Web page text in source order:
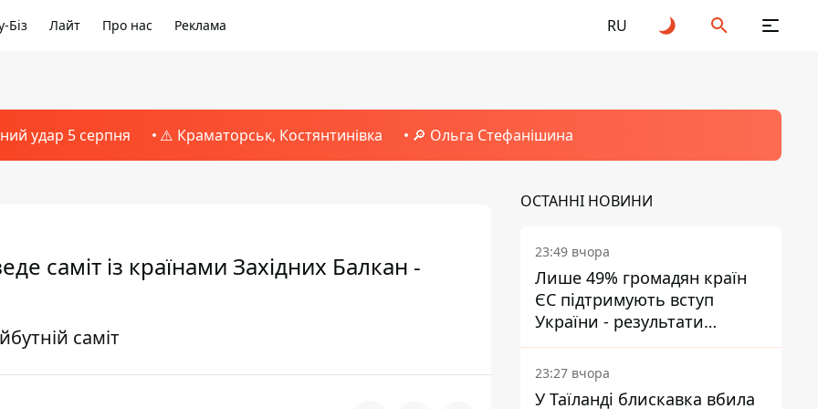
Біз Лайт Про нас Реклама RU
удар 5 серпня ⚠️ Краматорськ, Костянтинівка 🔎 Ольга Стефанішина
саміт із країнами Західних Балкан -
саміт
ОСТАННІ НОВИНИ
23:49 вчора
Лише 49% громадян країн
ЄС підтримують вступ
України - результати
опитування
23:27 вчора
У Таїланді блискавка вбила